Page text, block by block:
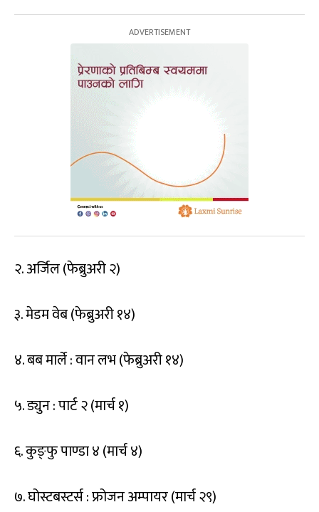
२. अर्जिल (फेब्रुअरी २)
३. मेडम वेब (फेब्रुअरी १४)
४. बब मार्ले : वान लभ (फेब्रुअरी १४)
५. ड्युन : पार्ट २ (मार्च १)
६. कुङ्फु पाण्डा ४ (मार्च ४)
७. घोस्टबस्टर्स : फ्रोजन अम्पायर (मार्च २९)